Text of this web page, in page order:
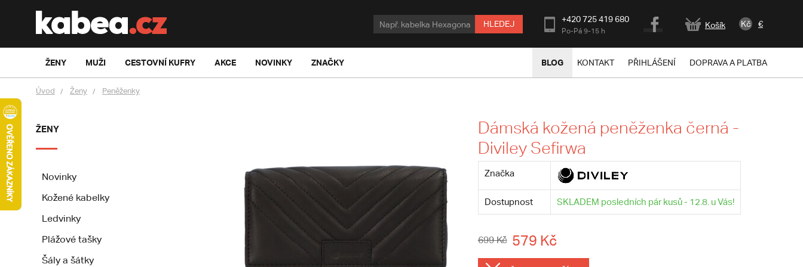
HLEDEJ +420 725 419 680
Po-Pá 9-15 h
Košík Kč €
ŽENY MUŽI CESTOVNÍ KUFRY AKCE NOVINKY ZNAČKY BLOG KONTAKT PŘIHLÁŠENÍ DOPRAVA A PLATBA
Úvod Ženy Peněženky
ŽENY
Novinky
Kožené kabelky
Ledvinky
Plážové tašky
Šály a šátky
Dámská kožená peněženka černá -
Diviley Sefirwa
Značka
Dostupnost SKLADEM posledních pár kusů - 12.8. u Vás!
699 Kč 579 Kč